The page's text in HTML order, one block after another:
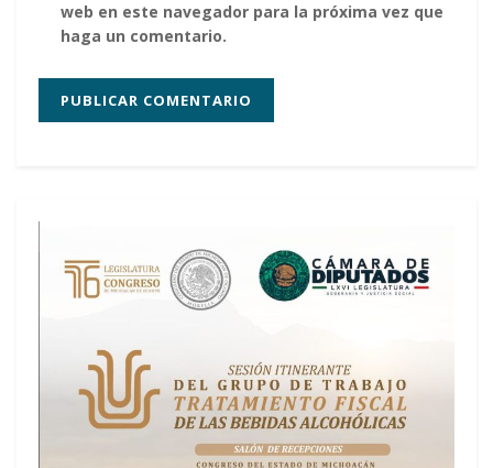
web en este navegador para la próxima vez que
haga un comentario.